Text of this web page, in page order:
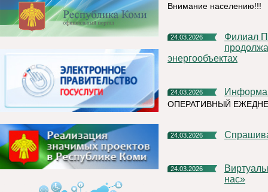
Внимание населению!!!
24.03.2026
Филиал ПАО «Россети Северо-Запад» в Республике Коми
энергообъектах
24.03.2026
ОПЕРАТИВНЫЙ
24.03.2026
24.03.2026
Виртуальная фотовыставка РУСАЛа «Алюминий вокруг
нас»